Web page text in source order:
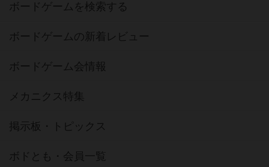
ボードゲームを検索する
ボードゲームの新着レビュー
ボードゲーム会情報
メカニクス特集
掲示板・トピックス
ボドとも・会員一覧